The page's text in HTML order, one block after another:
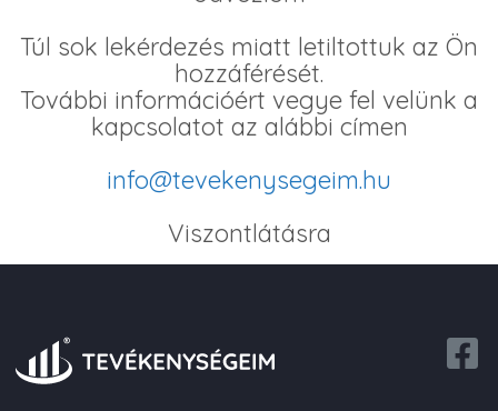
Túl sok lekérdezés miatt letiltottuk az Ön
hozzáférését.
További információért vegye fel velünk a
kapcsolatot az alábbi címen
info@tevekenysegeim.hu
Viszontlátásra